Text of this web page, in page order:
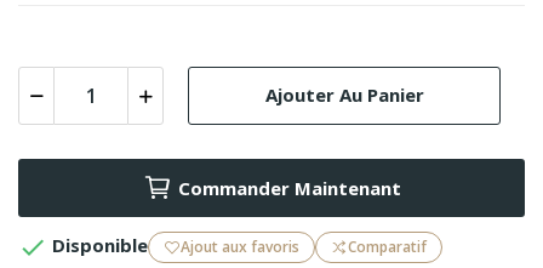
Ajouter Au Panier
Commander Maintenant
 Disponible Ajout aux favoris Comparatif